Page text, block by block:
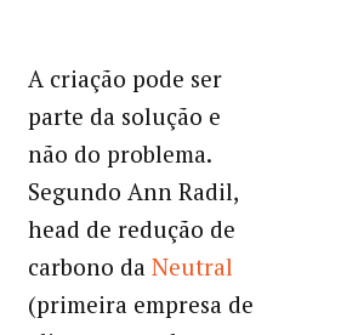
A criação pode ser
parte da solução e
não do problema.
Segundo Ann Radil,
head de redução de
carbono da Neutral
(primeira empresa de